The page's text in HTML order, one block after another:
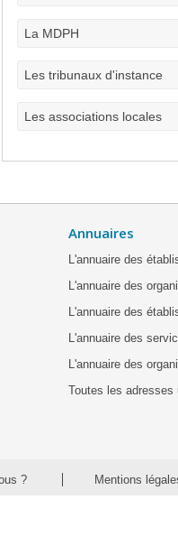
La MDPH
Les tribunaux d'instance
Les associations locales
Annuaires
L'annuaire des
L'annuaire des
L'annuaire des
L'annuaire des
L'annuaire des
Toutes les adresses
? Mentions